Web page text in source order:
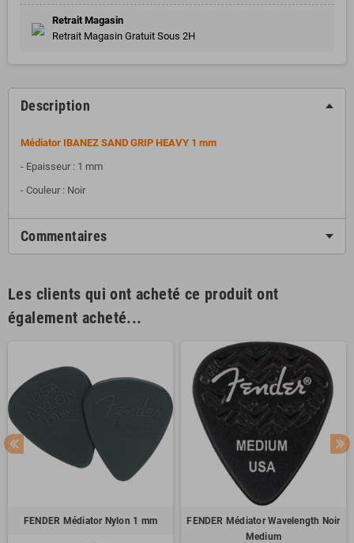
Retrait Magasin
Retrait Magasin Gratuit Sous 2H
Description
Médiator IBANEZ SAND GRIP HEAVY 1 mm
- Epaisseur : 1 mm
- Couleur : Noir
Commentaires
Les clients qui ont acheté ce produit ont
également acheté...
FENDER Médiator Nylon 1 mm
FENDER Médiator Wavelength Noir
Medium